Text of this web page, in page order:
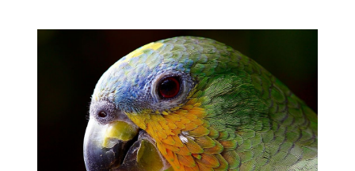
med dyrelivet. I denne artikel vil vi se på, hv...